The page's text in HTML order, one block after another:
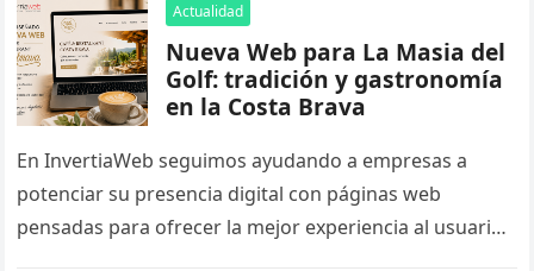
Actualidad
Nueva Web para La Masia del
Golf: tradición y gastronomía
en la Costa Brava
En InvertiaWeb seguimos ayudando a empresas a
potenciar su presencia digital con páginas web
pensadas para ofrecer la mejor experiencia al usuario